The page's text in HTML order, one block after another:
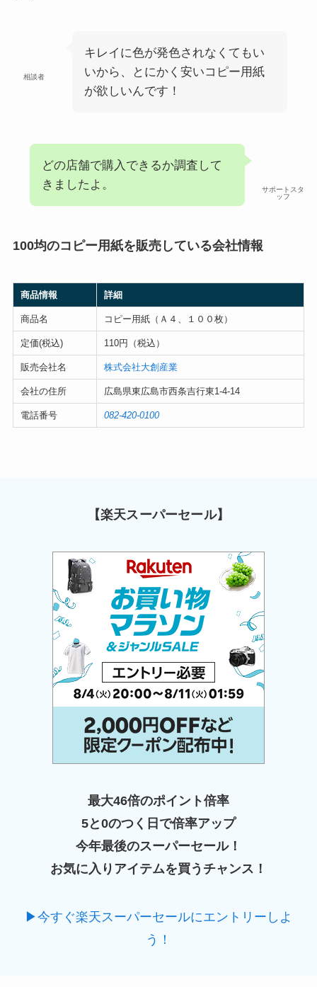
相談者
キレイに色が発色されなくてもい
いから、とにかく安いコピー用紙
が欲しいんです！
サポートスタ
ッフ
どの店舗で購入できるか調査して
きましたよ。
100均のコピー用紙を販売している会社情報
商品情報 詳細
商品名 コピー用紙（Ａ４、１００枚）
定価(税込) 110円（税込）
販売会社名 株式会社大創産業
会社の住所 広島県東広島市西条吉行東1-4-14
電話番号 082-420-0100
【楽天スーパーセール】
最大46倍のポイント倍率
5と0のつく日で倍率アップ
今年最後のスーパーセール！
お気に入りアイテムを買うチャンス！
▶今すぐ楽天スーパーセールにエントリーしよ
う！